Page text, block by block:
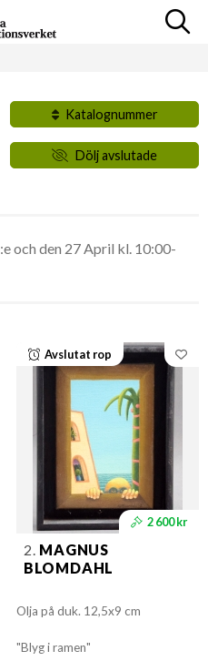
Katalognummer
Dölj avslutade
och den 27 April kl. 10:00-
Avslutat rop
2 600 kr
2. MAGNUS
BLOMDAHL
Olja på duk. 12,5x9 cm
"Blyg i ramen"